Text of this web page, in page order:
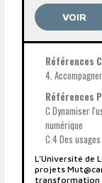
VOIR
Références
4.
Références
C Dynamiser
numérique
C.4 Des
L’Université de
projets
transformation